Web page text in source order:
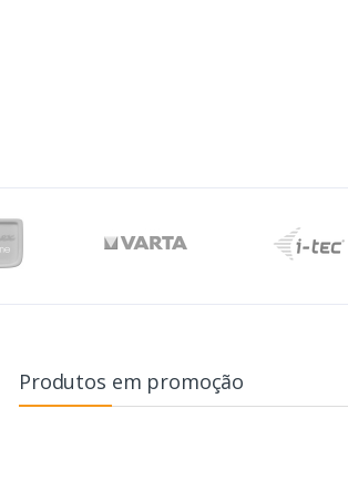
Produtos em promoção